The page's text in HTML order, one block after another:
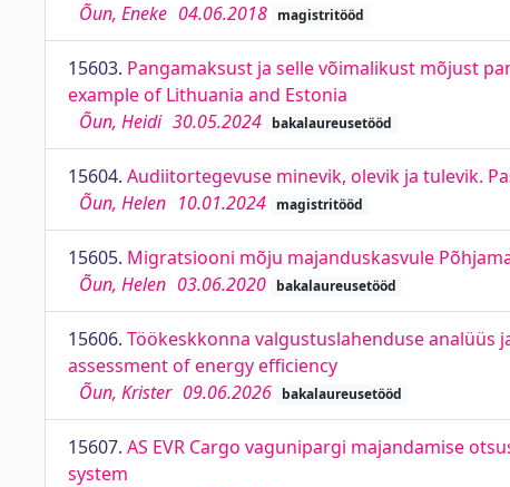
Õun, Eneke 04.06.2018 magistritööd
15603. Pangamaksust ja selle võimalikust mõjust
example of Lithuania and Estonia
Õun, Heidi 30.05.2024 bakalaureusetööd
15604. Audiitortegevuse minevik, olevik ja tulevik.
Õun, Helen 10.01.2024 magistritööd
15605. Migratsiooni mõju majanduskasvule
Õun, Helen 03.06.2020 bakalaureusetööd
15606. Töökeskkonna valgustuslahenduse
assessment of energy efficiency
Õun, Krister 09.06.2026 bakalaureusetööd
15607. AS EVR Cargo vagunipargi majandamise
system